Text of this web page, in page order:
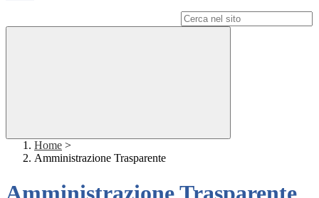
Home >
Amministrazione Trasparente
Amministrazione Trasparente